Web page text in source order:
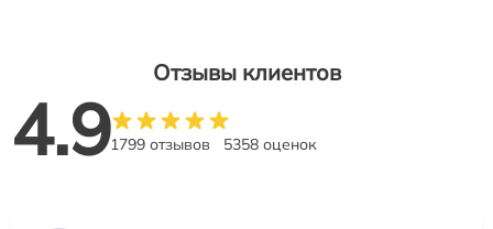
Отзывы клиентов
4.91799 отзывов 5358 оценок